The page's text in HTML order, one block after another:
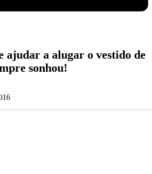
ajudar a alugar o vestido de
sonhou!